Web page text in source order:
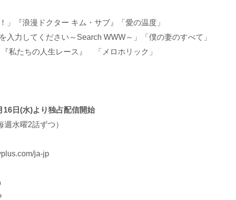
」『浪漫ドクター キム・サブ』「愛の温度」
入力してください～Search WWW～」「僕の妻のすべて」
：『私たちの人生レース』 「メロホリック」
16日(水)より独占配信開始
週水曜2話ずつ）
ja-jp